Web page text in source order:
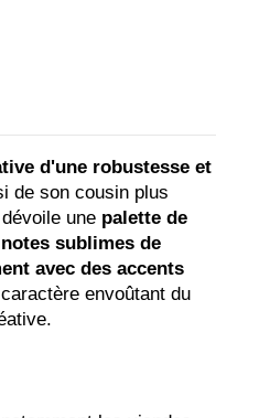
d'une robustesse et
de son cousin plus
une palette de
sublimes de
avec des accents
envoûtant du